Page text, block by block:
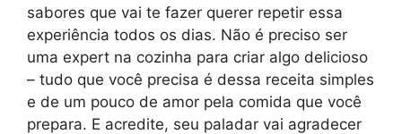
sabores que vai te fazer querer repetir essa
experiência todos os dias. Não é preciso ser
uma expert na cozinha para criar algo delicioso
– tudo que você precisa é dessa receita simples
e de um pouco de amor pela comida que você
prepara. E acredite, seu paladar vai agradecer